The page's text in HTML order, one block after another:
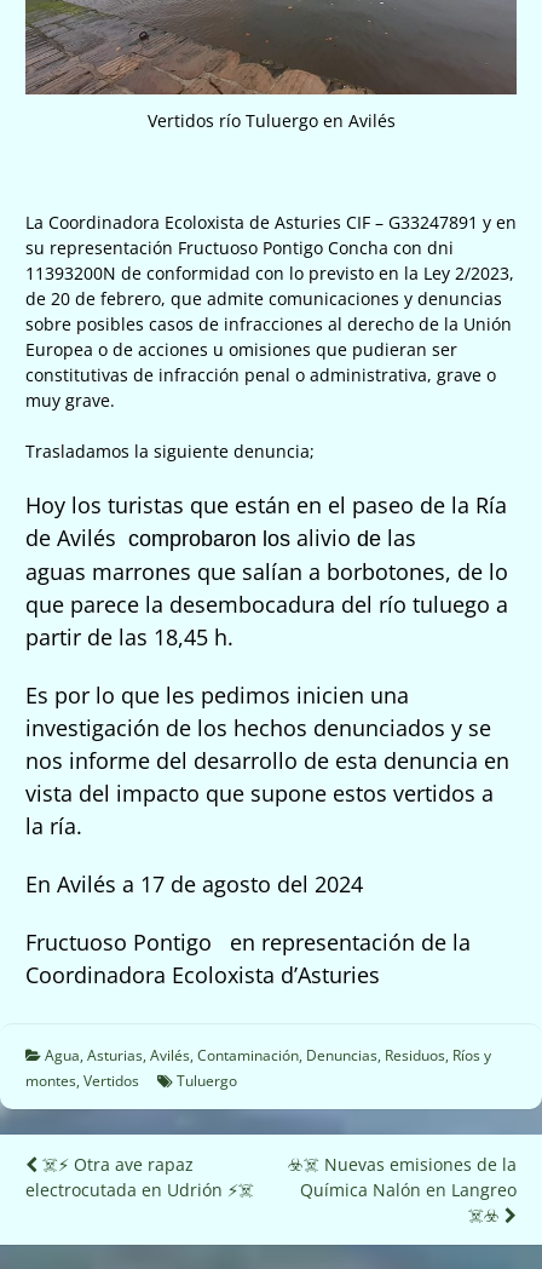
Vertidos río Tuluergo en Avilés
La Coordinadora Ecoloxista de Asturies CIF – G33247891 y en
su representación Fructuoso Pontigo Concha con dni
11393200N de conformidad con lo previsto en la Ley 2/2023,
de 20 de febrero, que admite comunicaciones y denuncias
sobre posibles casos de infracciones al derecho de la Unión
Europea o de acciones u omisiones que pudieran ser
constitutivas de infracción penal o administrativa, grave o
muy grave.
Trasladamos la siguiente denuncia;
Hoy los turistas que están en el paseo de la Ría
de Avilés comprobaron los alivio de las
aguas marrones que salían a borbotones, de lo
que parece la desembocadura del río tuluego a
partir de las 18,45 h.
Es por lo que les pedimos inicien una
investigación de los hechos denunciados y se
nos informe del desarrollo de esta denuncia en
vista del impacto que supone estos vertidos a
la ría.
En Avilés a 17 de agosto del 2024
Fructuoso Pontigo en representación de la
Coordinadora Ecoloxista d’Asturies
Agua, Asturias, Avilés, Contaminación, Denuncias, Residuos, Ríos y
montes, Vertidos Tuluergo
Navegación
de
entradas
☠️⚡ Otra ave rapaz
electrocutada en Udrión ⚡☠️
☣️☠️ Nuevas emisiones de la
Química Nalón en Langreo
☠️☣️